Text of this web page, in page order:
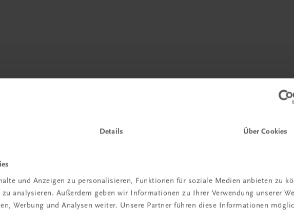
Details Über Cookies
und Anzeigen zu personalisieren, Funktionen für soziale Medien anbieten zu
analysieren. Außerdem geben wir Informationen zu Ihrer Verwendung unserer
Werbung und Analysen weiter. Unsere Partner führen diese Informationen
Wir sind gerne für Sie da
TRAUNER Verlag + Buchservice GmbH
Köglstraße 14 | 4020 Linz
Ihre